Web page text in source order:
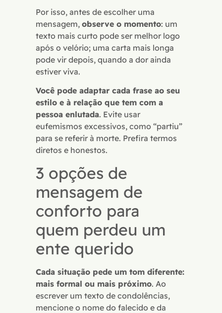
Por isso, antes de escolher uma
mensagem, observe o momento: um
texto mais curto pode ser melhor logo
após o velório; uma carta mais longa
pode vir depois, quando a dor ainda
estiver viva.
Você pode adaptar cada frase ao seu
estilo e à relação que tem com a
pessoa enlutada. Evite usar
eufemismos excessivos, como “partiu”
para se referir à morte. Prefira termos
diretos e honestos.
3 opções de
mensagem de
conforto para
quem perdeu um
ente querido
Cada situação pede um tom diferente:
mais formal ou mais próximo. Ao
escrever um texto de condolências,
mencione o nome do falecido e da